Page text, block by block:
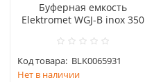
Буферная емкость
Elektromet WGJ-B inox 350
Код товара: BLK0065931
Нет в наличии